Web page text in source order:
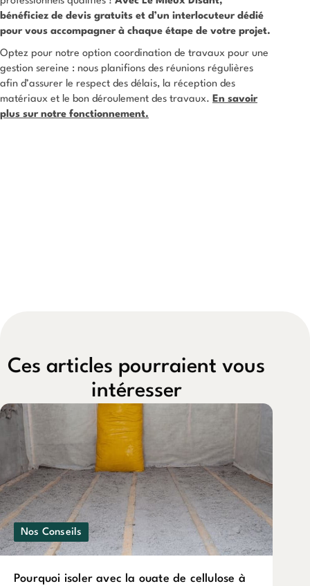
bénéficiez de devis gratuits et d’un interlocuteur dédié
pour vous accompagner à chaque étape de votre projet.
Optez pour notre option coordination de travaux pour une
gestion sereine : nous planifions des réunions régulières
afin d’assurer le respect des délais, la réception des
matériaux et le bon déroulement des travaux. En savoir
plus sur notre fonctionnement.
Ces articles pourraient vous
intéresser
Nos Conseils
Pourquoi isoler avec la ouate de cellulose à